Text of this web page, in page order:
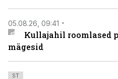
05.08.26, 09:41
Kullajahil roomlased
mägesid
ST